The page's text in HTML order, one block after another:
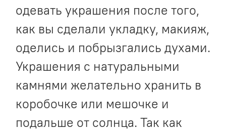
одевать украшения после того,
как вы сделали укладку, макияж,
оделись и побрызгались духами.
Украшения с натуральными
камнями желательно хранить в
коробочке или мешочке и
подальше от солнца. Так как